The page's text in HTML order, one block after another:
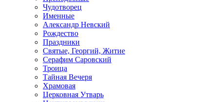
Чудотворец
Именные
Александр Невский
Рождество
Праздники
Святые, Георгий, Житие
Серафим Саровский
Троица
Тайная Вечеря
Храмовая
Церковная Утварь